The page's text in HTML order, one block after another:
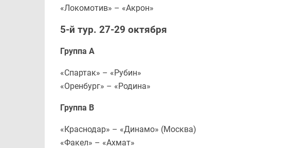
«Локомотив» – «Акрон»
5-й тур. 27-29 октября
Группа А
«Спартак» – «Рубин»
«Оренбург» – «Родина»
Группа В
«Краснодар» – «Динамо» (Москва)
«Факел» – «Ахмат»